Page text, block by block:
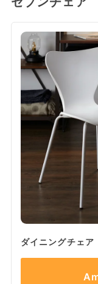
ダイニングチェ